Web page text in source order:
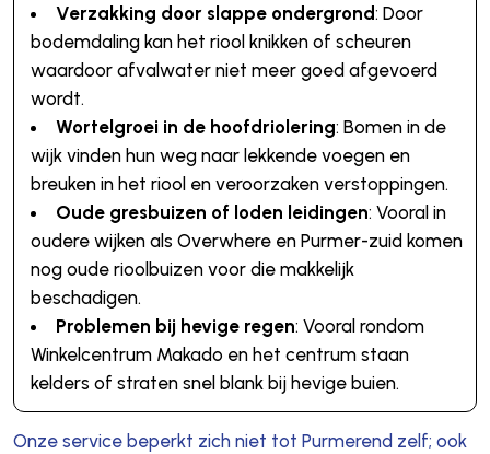
Verzakking door slappe ondergrond: Door
bodemdaling kan het riool knikken of scheuren
waardoor afvalwater niet meer goed afgevoerd
wordt.
Wortelgroei in de hoofdriolering: Bomen in de
wijk vinden hun weg naar lekkende voegen en
breuken in het riool en veroorzaken verstoppingen.
Oude gresbuizen of loden leidingen: Vooral in
oudere wijken als Overwhere en Purmer-zuid komen
nog oude rioolbuizen voor die makkelijk
beschadigen.
Problemen bij hevige regen: Vooral rondom
Winkelcentrum Makado en het centrum staan
kelders of straten snel blank bij hevige buien.
Onze service beperkt zich niet tot Purmerend zelf; ook